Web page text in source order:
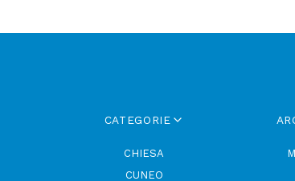
CATEGORIE
CHIESA
CUNEO